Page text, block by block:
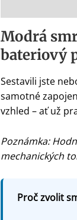
Modrá
bateriový
Sestavili jste
samotné
vzhled – ať už
Poznámka:
mechanických
Proč zvolit